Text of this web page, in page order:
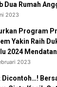
Dua Rumah
2023
Program
Yakin Raih
2024
2023
Dicontoh…!